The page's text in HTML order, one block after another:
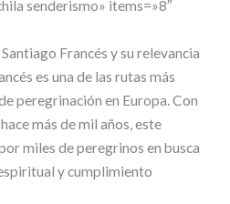
senderismo» items=»8″
Francés y su relevancia
es una de las rutas más
peregrinación en Europa. Con
más de mil años, este
miles de peregrinos en busca
y cumplimiento